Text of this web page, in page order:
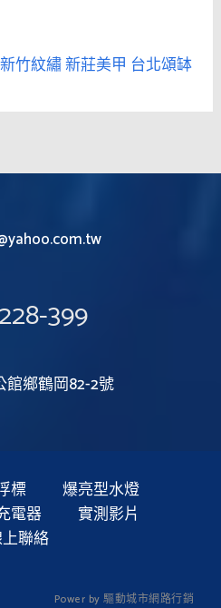
新竹紋繡新莊美甲 台北頌缽
399
館鄉鶴岡82-2號
標
爆亮型水燈
電器
實測影片
聯絡
Power by 驅動城市網路行銷